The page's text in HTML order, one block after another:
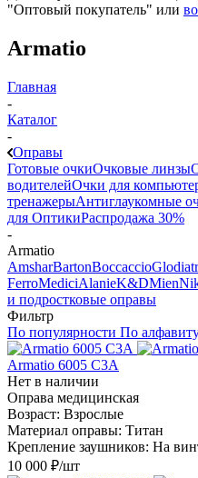
"Оптовый покупатель" или
Armatio
Главная
-
Каталог
-
Оправы
Готовые очкиОчковые линзы
водителейОчки для
тренажерыАнтиглаукомные
для ОптикиРаспродажа 30%
-
Armatio
AmsharBartonBoccaccioGlodiatr
FerroMediciAlanieK&DMien
и подростковые оправы
Фильтр
По популярности По
Armatio 6005 С3A
Нет в наличии
Оправа медицинская
Возраст: Взрослые
Материал оправы: Титан
Крепление заушников: На
10 000 ₽/шт